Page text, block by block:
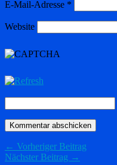
E-Mail-Adresse *
Website
← Vorheriger Beitrag
Nächster Beitrag →